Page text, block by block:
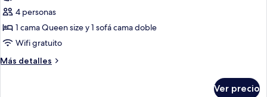
balcón
de
Habitación
estándar,
cama
4 personas
1 cama Queen size y 1 sofá cama doble
Wifi gratuito
Más detalles
Más
Ver precio